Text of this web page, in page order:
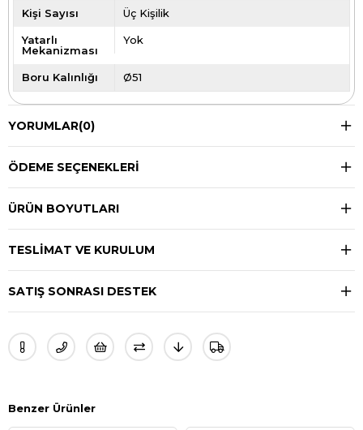
Kişi Sayısı Üç Kişilik
Yatarlı
Mekanizması
Yok
Boru Kalınlığı Ø51
YORUMLAR(0)
ÖDEME SEÇENEKLERI
ÜRÜN BOYUTLARI
TESLIMAT VE KURULUM
SATIŞ SONRASI DESTEK
Benzer Ürünler